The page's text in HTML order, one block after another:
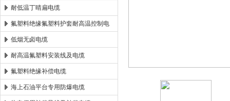
耐低温丁晴扁电缆
氟塑料绝缘氟塑料护套耐高温控制电
缆
低烟无卤电缆
耐高温氟塑料安装线及电缆
氟塑料绝缘补偿电缆
海上石油平台专用防爆电缆